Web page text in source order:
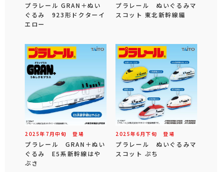
プラレール GRAN＋ぬい
ぐるみ 923形ドクターイ
エロー
プラレール ぬいぐるみマ
スコット 東北新幹線編
2025年 7 月中旬 登場
プラレール GRAN＋ぬい
ぐるみ E5系新幹線はや
ぶさ
2025年6 月下旬 登場
プラレール ぬいぐるみマ
スコット ぷち